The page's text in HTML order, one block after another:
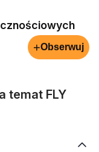
+Obserwuj
temat FLY